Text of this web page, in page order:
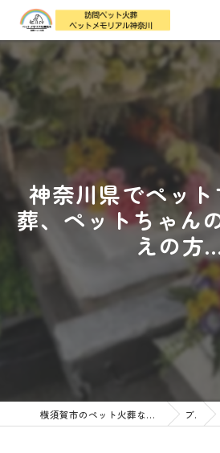
神奈川県でペッ
葬、ペットちゃん
えの方
横須賀市のペット火葬なら訪問ペット火葬 ペットメモリアル神奈川 ブログ